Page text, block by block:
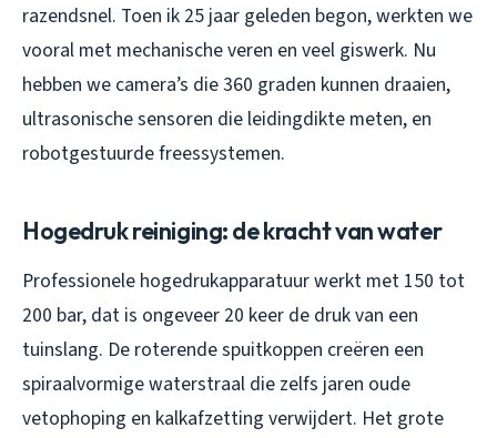
razendsnel. Toen ik 25 jaar geleden begon, werkten we
vooral met mechanische veren en veel giswerk. Nu
hebben we camera’s die 360 graden kunnen draaien,
ultrasonische sensoren die leidingdikte meten, en
robotgestuurde freessystemen.
Hogedruk reiniging: de kracht van water
Professionele hogedrukapparatuur werkt met 150 tot
200 bar, dat is ongeveer 20 keer de druk van een
tuinslang. De roterende spuitkoppen creëren een
spiraalvormige waterstraal die zelfs jaren oude
vetophoping en kalkafzetting verwijdert. Het grote